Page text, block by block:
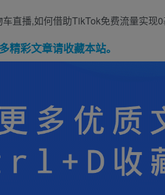
直播,如何借助TikTok免费流量实现
精彩文章请收藏本站。